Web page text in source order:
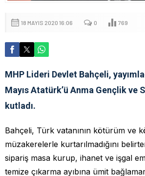
18 MAYIS 2020 16:06 0 769
MHP Lideri Devlet Bahçeli,
Mayıs Atatürk’ü Anma Gençlik ve
kutladı.
Bahçeli, Türk vatanının kötürüm ve
müzakerelerle kurtarılmadığını
sipariş masa kurup, ihanet ve işgal
temize çıkarma ayıbına ümit